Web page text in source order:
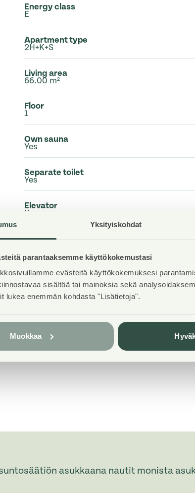
Yksityiskohdat
parantaaksemme käyttökokemustasi
evästeitä käyttökokemuksesi
sisältöä tai mainoksia sekä
lukea enemmän kohdasta "Lisätietoja".
Muokkaa
Energy class
E
Apartment type
2H+K+S
Living area
66.00 m²
Floor
1
Own sauna
Yes
Separate toilet
Yes
Elevator
Yes
Available
Condition
Allowed
Broadband
asukkaana nautit monista